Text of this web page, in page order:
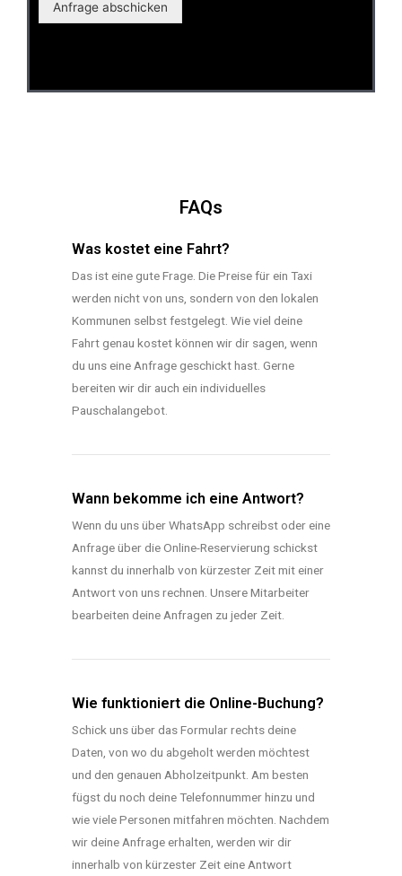
FAQs
Was kostet eine Fahrt?
Das ist eine gute Frage. Die Preise für ein Taxi
werden nicht von uns, sondern von den lokalen
Kommunen selbst festgelegt. Wie viel deine
Fahrt genau kostet können wir dir sagen, wenn
du uns eine Anfrage geschickt hast. Gerne
bereiten wir dir auch ein individuelles
Pauschalangebot.
Wann bekomme ich eine Antwort?
Wenn du uns über WhatsApp schreibst oder eine
Anfrage über die Online-Reservierung schickst
kannst du innerhalb von kürzester Zeit mit einer
Antwort von uns rechnen. Unsere Mitarbeiter
bearbeiten deine Anfragen zu jeder Zeit.
Wie funktioniert die Online-Buchung?
Schick uns über das Formular rechts deine
Daten, von wo du abgeholt werden möchtest
und den genauen Abholzeitpunkt. Am besten
fügst du noch deine Telefonnummer hinzu und
wie viele Personen mitfahren möchten. Nachdem
wir deine Anfrage erhalten, werden wir dir
innerhalb von kürzester Zeit eine Antwort
Anfrage abschicken